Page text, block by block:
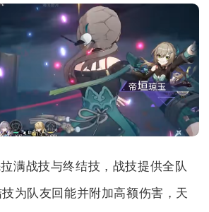
满战技与终结技，战技提供全队
为队友回能并附加高额伤害，天